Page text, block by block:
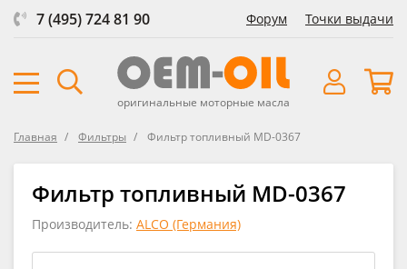
7 (495) 724 81 90 Форум Точки выдачи
оригинальные моторные масла
Главная Фильтры Фильтр топливный MD-0367
Фильтр топливный MD-0367
Производитель: ALCO (Германия)